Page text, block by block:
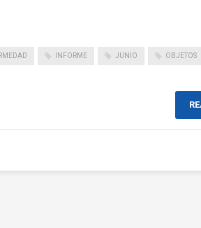
INFORME JUNIO OBJETOS